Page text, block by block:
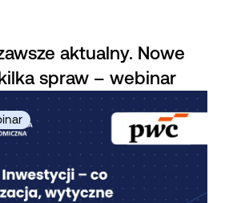
aktualny. Nowe
spraw – webinar